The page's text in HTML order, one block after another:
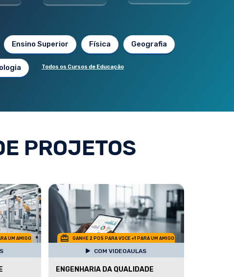
Ensino Superior Física Geografia
Todos os Cursos de Educação
PROJETOS
UM AMIGO GANHE 2 POS PARA VOCE +1 PARA UM AMIGO
COM VIDEOAULAS
ENGENHARIA DA QUALIDADE